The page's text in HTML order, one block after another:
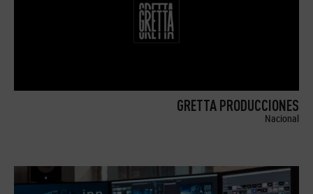
GRETTA PRODUCCIONES
Nacional